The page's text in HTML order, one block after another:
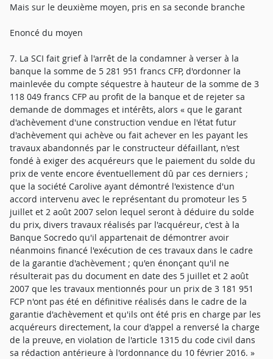
Mais sur le deuxième moyen, pris en sa seconde branche
Enoncé du moyen
7. La SCI fait grief à l'arrêt de la condamner à verser à la
banque la somme de 5 281 951 francs CFP, d'ordonner la
mainlevée du compte séquestre à hauteur de la somme de 3
118 049 francs CFP au profit de la banque et de rejeter sa
demande de dommages et intérêts, alors « que le garant
d'achèvement d'une construction vendue en l'état futur
d'achèvement qui achève ou fait achever en les payant les
travaux abandonnés par le constructeur défaillant, n'est
fondé à exiger des acquéreurs que le paiement du solde du
prix de vente encore éventuellement dû par ces derniers ;
que la société Carolive ayant démontré l'existence d'un
accord intervenu avec le représentant du promoteur les 5
juillet et 2 août 2007 selon lequel seront à déduire du solde
du prix, divers travaux réalisés par l'acquéreur, c'est à la
Banque Socredo qu'il appartenait de démontrer avoir
néanmoins financé l'exécution de ces travaux dans le cadre
de la garantie d'achèvement ; qu'en énonçant qu'il ne
résulterait pas du document en date des 5 juillet et 2 août
2007 que les travaux mentionnés pour un prix de 3 181 951
FCP n'ont pas été en définitive réalisés dans le cadre de la
garantie d'achèvement et qu'ils ont été pris en charge par les
acquéreurs directement, la cour d'appel a renversé la charge
de la preuve, en violation de l'article 1315 du code civil dans
sa rédaction antérieure à l'ordonnance du 10 février 2016. »